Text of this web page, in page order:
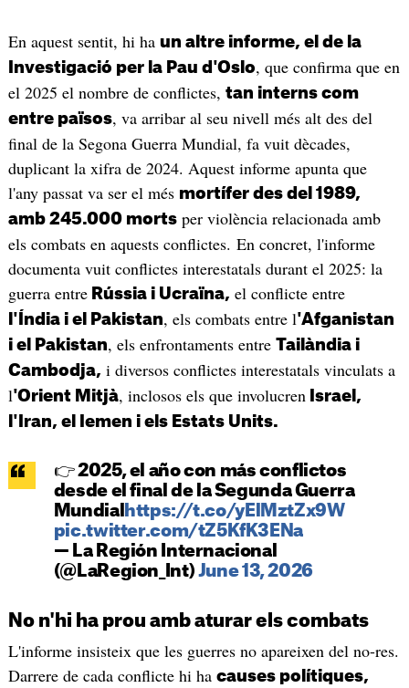
En aquest sentit, hi ha un altre informe, el de la
Investigació per la Pau d'Oslo, que confirma que en
el 2025 el nombre de conflictes, tan interns com
entre països, va arribar al seu nivell més alt des del
final de la Segona Guerra Mundial, fa vuit dècades,
duplicant la xifra de 2024. Aquest informe apunta que
l'any passat va ser el més mortífer des del 1989,
amb 245.000 mortsper violència relacionada amb
els combats en aquests conflictes. En concret, l'informe
documenta vuit conflictes interestatals durant el 2025: la
guerra entreRússia i Ucraïna, el conflicte entre
l'Índia i el Pakistan, els combats entre l'Afganistan
i el Pakistan, els enfrontaments entre Tailàndia i
Cambodja, i diversos conflictes interestatals vinculats a
l'Orient Mitjà, inclosos els que involucren Israel,
l'Iran, el Iemen i els Estats Units.
👉 2025, el año con más conflictos
desde el final de la Segunda Guerra
Mundial https://t.co/yElMztZx9W
pic.twitter.com/tZ5KfK3ENa
— La Región Internacional
(@LaRegion_Int) June 13, 2026
No n'hi ha prou amb aturar els combats
L'informe insisteix que les guerres no apareixen del no-res.
Darrere de cada conflicte hi ha causes polítiques,